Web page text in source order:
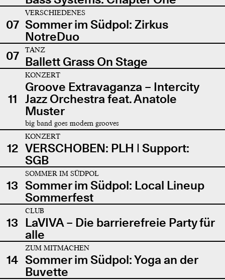
07
VERSCHIEDENES
Sommer im Südpol: Zirkus
NotreDuo
07
TANZ
Ballett Grass On Stage
11
KONZERT
Groove Extravaganza – Intercity
Jazz Orchestra feat. Anatole
Muster
big band goes modern grooves
12
KONZERT
VERSCHOBEN: PLH | Support:
SGB
13
SOMMER IM SÜDPOL
Sommer im Südpol: Local Lineup
Sommerfest
13
CLUB
LaVIVA – Die barrierefreie Party für
alle
14
ZUM MITMACHEN
Sommer im Südpol: Yoga an der
Buvette